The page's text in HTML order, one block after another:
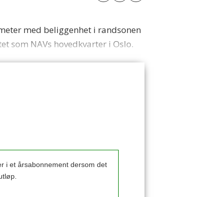
med beliggenhet i randsonen
som NAVs hovedkvarter i Oslo.
i et årsabonnement dersom det